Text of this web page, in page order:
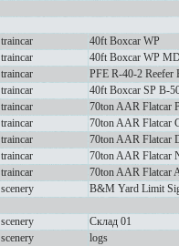
traincar
40ft Boxcar WP
traincar
40ft Boxcar WP
traincar
PFE R-40-2 Reefer
traincar
40ft Boxcar SP B-
traincar
70ton AAR Flatcar
traincar
70ton AAR Flatcar
traincar
70ton AAR Flatcar
traincar
70ton AAR Flatcar
traincar
70ton AAR Flatcar
scenery
B&M Yard Limit
scenery
Склад 01
scenery
logs